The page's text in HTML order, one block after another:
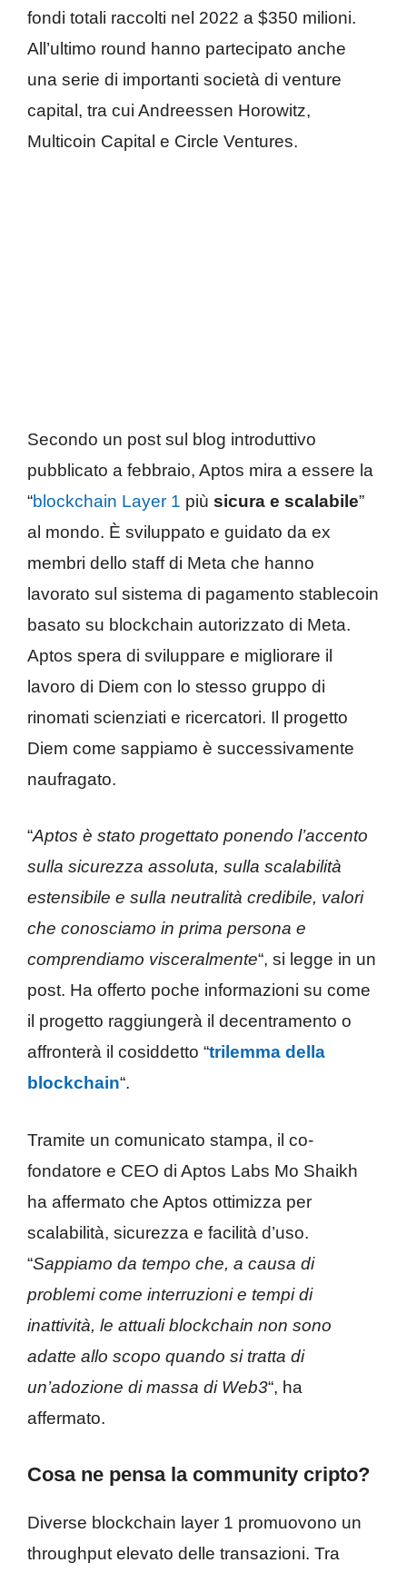
fondi totali raccolti nel 2022 a $350 milioni.
All’ultimo round hanno partecipato anche
una serie di importanti società di venture
capital, tra cui Andreessen Horowitz,
Multicoin Capital e Circle Ventures.
Secondo un post sul blog introduttivo
pubblicato a febbraio, Aptos mira a essere la
“blockchain Layer 1 più sicura e scalabile”
al mondo. È sviluppato e guidato da ex
membri dello staff di Meta che hanno
lavorato sul sistema di pagamento stablecoin
basato su blockchain autorizzato di Meta.
Aptos spera di sviluppare e migliorare il
lavoro di Diem con lo stesso gruppo di
rinomati scienziati e ricercatori. Il progetto
Diem come sappiamo è successivamente
naufragato.
“Aptos è stato progettato ponendo l’accento
sulla sicurezza assoluta, sulla scalabilità
estensibile e sulla neutralità credibile, valori
che conosciamo in prima persona e
comprendiamo visceralmente“, si legge in un
post. Ha offerto poche informazioni su come
il progetto raggiungerà il decentramento o
affronterà il cosiddetto “trilemma della
blockchain“.
Tramite un comunicato stampa, il co-
fondatore e CEO di Aptos Labs Mo Shaikh
ha affermato che Aptos ottimizza per
scalabilità, sicurezza e facilità d’uso.
“Sappiamo da tempo che, a causa di
problemi come interruzioni e tempi di
inattività, le attuali blockchain non sono
adatte allo scopo quando si tratta di
un’adozione di massa di Web3“, ha
affermato.
Cosa ne pensa la community cripto?
Diverse blockchain layer 1 promuovono un
throughput elevato delle transazioni. Tra